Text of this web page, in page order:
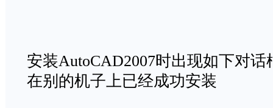
安装AutoCAD2007时出现如下对
在别的机子上已经成功安装